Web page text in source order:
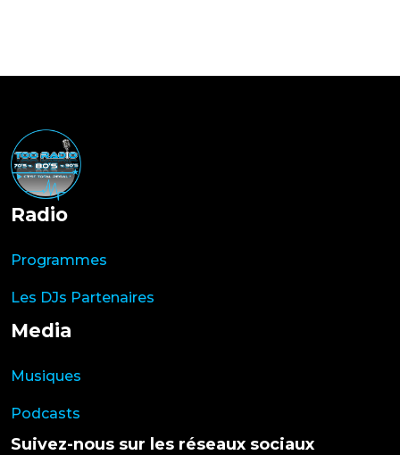
Radio
Programmes
Les DJs Partenaires
Media
Musiques
Podcasts
Suivez-nous sur les réseaux sociaux